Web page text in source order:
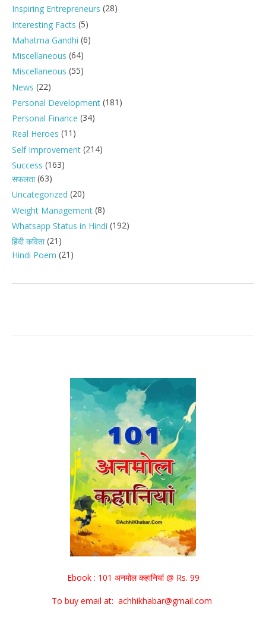
Inspiring Entrepreneurs (28)
Interesting Facts (5)
Mahatma Gandhi (6)
Miscellaneous (64)
Miscellaneous (55)
News (22)
Personal Development (181)
Personal Finance (34)
Real Heroes (11)
Self Improvement (214)
Success (163)
सफलता(63)
Uncategorized (20)
Weight Management (8)
Whatsapp Status in Hindi (192)
हिंदी कविता(21)
Hindi Poem (21)
Ebook : 101 अनमोल कहानियां @ Rs. 99
To buy email at: achhikhabar@gmail.com